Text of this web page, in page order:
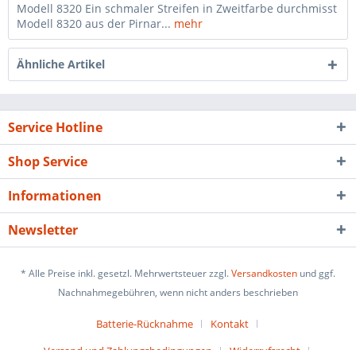
Modell 8320 Ein schmaler Streifen in Zweitfarbe durchmisst
Modell 8320 aus der Pirnar... mehr
Ähnliche Artikel
Service Hotline
Shop Service
Informationen
Newsletter
* Alle Preise inkl. gesetzl. Mehrwertsteuer zzgl.Versandkosten und ggf.
Nachnahmegebühren, wenn nicht anders beschrieben
Batterie-Rücknahme
Kontakt